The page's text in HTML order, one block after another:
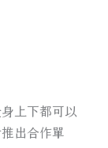
上下都可以
出合作單